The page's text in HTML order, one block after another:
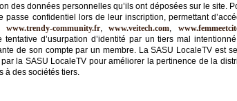
des données personnelles qu’ils ont déposées sur le site.
confidentiel lors de leur inscription, permettant
www.trendy-community.fr,www.veitech.com ,
d’usurpation d’identité par un tiers mal
de son compte par un membre. La SASU LocaleTV est
la SASU LocaleTV pour améliorer la pertinence de la
à des sociétés tiers.